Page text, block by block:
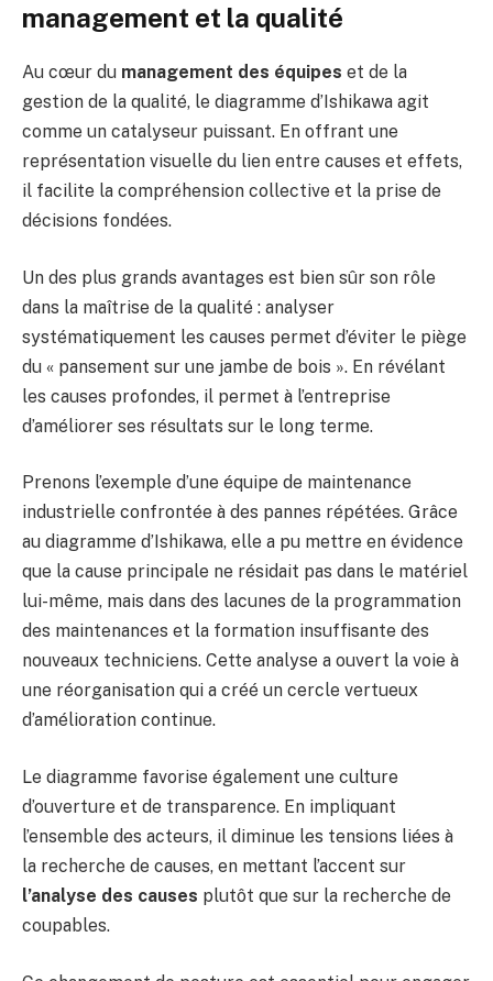
management et la qualité
Au cœur du management des équipes et de la
gestion de la qualité, le diagramme d’Ishikawa agit
comme un catalyseur puissant. En offrant une
représentation visuelle du lien entre causes et effets,
il facilite la compréhension collective et la prise de
décisions fondées.
Un des plus grands avantages est bien sûr son rôle
dans la maîtrise de la qualité : analyser
systématiquement les causes permet d’éviter le piège
du « pansement sur une jambe de bois ». En révélant
les causes profondes, il permet à l’entreprise
d’améliorer ses résultats sur le long terme.
Prenons l’exemple d’une équipe de maintenance
industrielle confrontée à des pannes répétées. Grâce
au diagramme d’Ishikawa, elle a pu mettre en évidence
que la cause principale ne résidait pas dans le matériel
lui-même, mais dans des lacunes de la programmation
des maintenances et la formation insuffisante des
nouveaux techniciens. Cette analyse a ouvert la voie à
une réorganisation qui a créé un cercle vertueux
d’amélioration continue.
Le diagramme favorise également une culture
d’ouverture et de transparence. En impliquant
l’ensemble des acteurs, il diminue les tensions liées à
la recherche de causes, en mettant l’accent sur
l’analyse des causes plutôt que sur la recherche de
coupables.